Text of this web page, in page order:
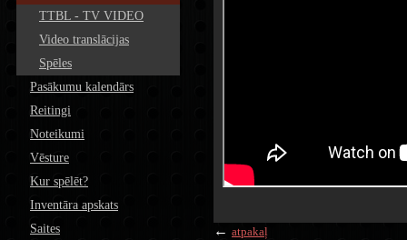
TTBL - TV VIDEO
Video translācijas
Spēles
Pasākumu kalendārs
Reitingi
Noteikumi
Vēsture
Kur spēlēt?
Inventāra apskats
Saites
← atpakaļ